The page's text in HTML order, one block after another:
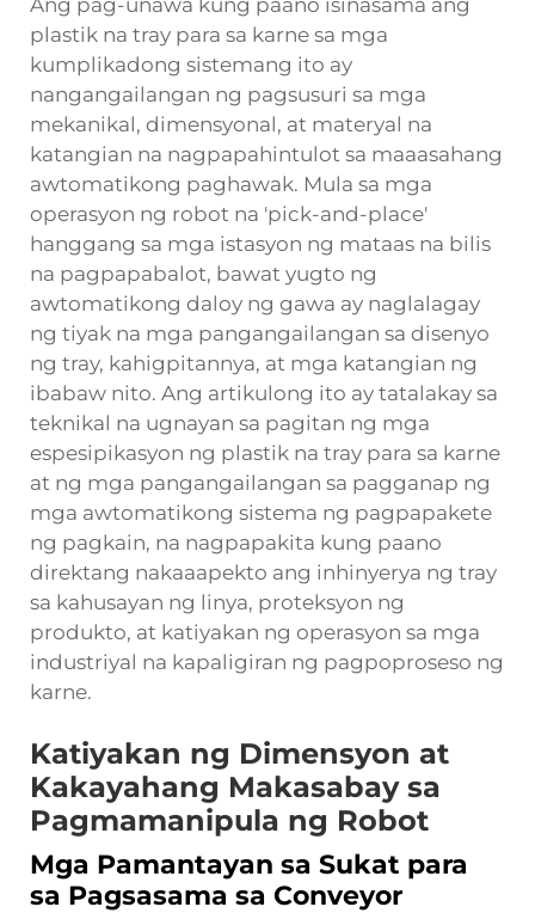
Ang pag-unawa kung paano isinasama ang
plastik na tray para sa karne sa mga
kumplikadong sistemang ito ay
nangangailangan ng pagsusuri sa mga
mekanikal, dimensyonal, at materyal na
katangian na nagpapahintulot sa maaasahang
awtomatikong paghawak. Mula sa mga
operasyon ng robot na 'pick-and-place'
hanggang sa mga istasyon ng mataas na bilis
na pagpapabalot, bawat yugto ng
awtomatikong daloy ng gawa ay naglalagay
ng tiyak na mga pangangailangan sa disenyo
ng tray, kahigpitannya, at mga katangian ng
ibabaw nito. Ang artikulong ito ay tatalakay sa
teknikal na ugnayan sa pagitan ng mga
espesipikasyon ng plastik na tray para sa karne
at ng mga pangangailangan sa pagganap ng
mga awtomatikong sistema ng pagpapakete
ng pagkain, na nagpapakita kung paano
direktang nakaaapekto ang inhinyerya ng tray
sa kahusayan ng linya, proteksyon ng
produkto, at katiyakan ng operasyon sa mga
industriyal na kapaligiran ng pagpoproseso ng
karne.
Katiyakan ng Dimensyon at
Kakayahang Makasabay sa
Pagmamanipula ng Robot
Mga Pamantayan sa Sukat para
sa Pagsasama sa Conveyor